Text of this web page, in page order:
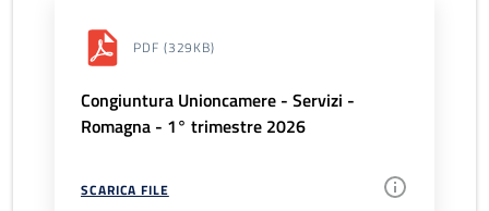
PDF (329KB)
Congiuntura Unioncamere - Servizi -
Romagna - 1° trimestre 2026
SCARICA FILE